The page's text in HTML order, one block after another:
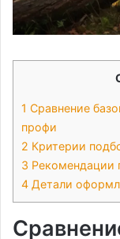
1 Сравнение
профи
2 Критерии
3 Рекомендации
4 Детали